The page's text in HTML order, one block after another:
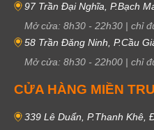
97 Trần Đại Nghĩa, P.Bạch
Mở cửa: 8h30 - 22h30 | chỉ
58 Trần Đăng Ninh, P.Cầu
Mở cửa: 8h30 - 22h00 | chỉ
CỬA HÀNG MIỀN
339 Lê Duẩn, P.Thanh Khê,